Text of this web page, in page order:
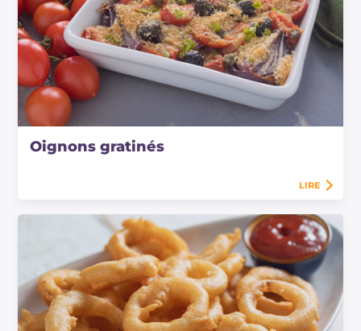
Oignons gratinés
LIRE